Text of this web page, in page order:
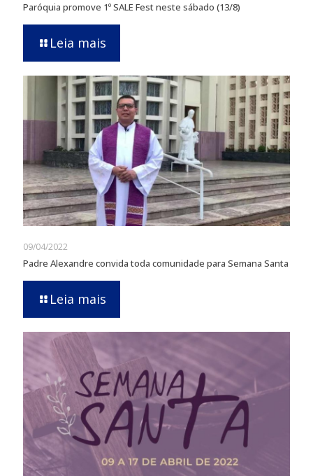
Paróquia promove 1º SALE Fest neste sábado (13/8)
Leia mais
09/04/2022
Padre Alexandre convida toda comunidade para Semana Santa
Leia mais